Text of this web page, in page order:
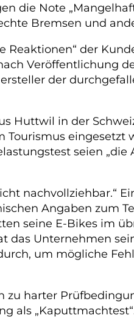
die Note
Bremsen und
Reaktionen“ der
Veröffentlichung
der
Huttwil in der
Tourismus eingesetzt
seien „die
nachvollziehbar.“
Angaben zum
seine E-Bikes im
das Unternehmen
um mögliche
zu harter
als